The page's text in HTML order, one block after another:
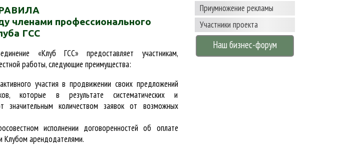
членами профессионального
ГСС
«Клуб ГСС» предоставляет участникам,
работы, следующие преимущества:
участия в продвижении своих предложений
которые в результате систематических и
значительным количеством заявок от возможных
исполнении договоренностей об оплате
Клубом арендодателями.
Приумножение рекламы
Участники проекта
Наш бизнес-форум